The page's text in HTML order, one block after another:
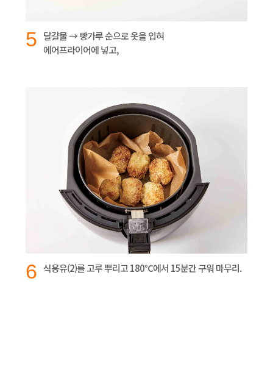
5 달걀물 → 빵가루 순으로 옷을 입혀
에어프라이어에 넣고,
6 식용유(2)를 고루 뿌리고 180℃에서 15분간 구워 마무리.